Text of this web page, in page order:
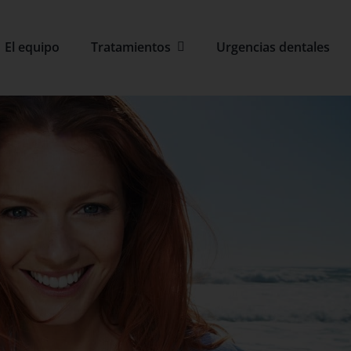
El equipo Tratamientos Urgencias dentales